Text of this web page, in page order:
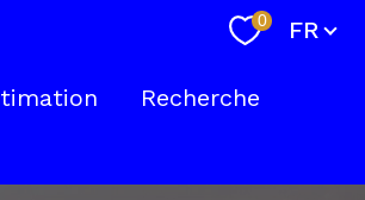
0 FR
Recherche